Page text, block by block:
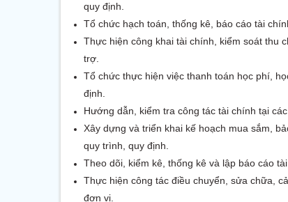
quy định.
Tổ chức hạch toán, thống kê, báo cáo tài
Thực hiện công khai tài chính, kiểm soát thu
trợ.
Tổ chức thực hiện việc thanh toán học phí,
định.
Hướng dẫn, kiểm tra công tác tài chính tại
Xây dựng và triển khai kế hoạch mua sắm,
quy trình, quy định.
Theo dõi, kiểm kê, thống kê và lập báo cáo
Thực hiện công tác điều chuyển, sửa chữa,
đơn vị.